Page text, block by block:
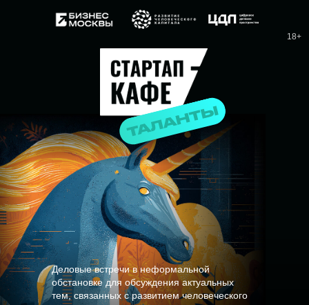
Деловые встречи в неформальной
обстановке для обсуждения актуальных
тем, связанных с развитием человеческого
18+